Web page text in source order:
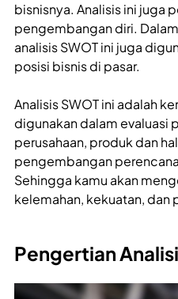
bisnisnya. Analisis ini juga
pengembangan diri.
analisis SWOT ini juga
posisi bisnis di pasar.
Analisis SWOT ini adalah
digunakan dalam evaluasi
perusahaan, produk dan
pengembangan
Sehingga kamu akan
kelemahan, kekuatan, dan
Pengertian